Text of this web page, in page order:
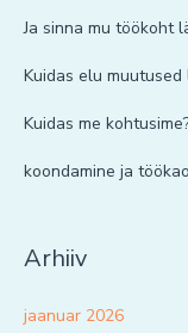
Ja sinna mu töökoht
Kuidas elu
Kuidas me
koondamine ja
Arhiiv
jaanuar 2026